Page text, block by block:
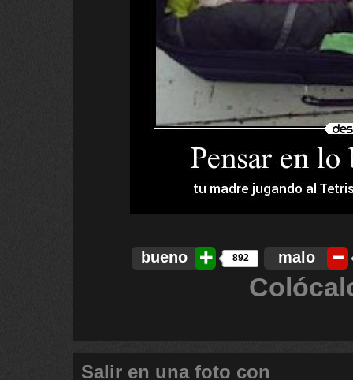
bueno 892 malo
Salir en una foto con